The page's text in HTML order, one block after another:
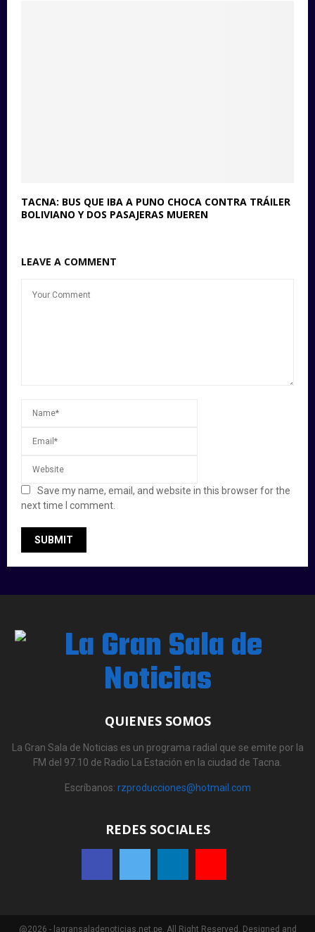
TACNA: BUS QUE IBA A PUNO CHOCA CONTRA TRÁILER
BOLIVIANO Y DOS PASAJERAS MUEREN
LEAVE A COMMENT
Save my name, email, and website in this browser for the
next time I comment.
QUIENES SOMOS
La Gran Sala de Noticias es un programa radial que se emite por la
FM del 97.10 de Radio La Estación en la ciudad de Tacna.
Escríbanos: rzproducciones@hotmail.com
REDES SOCIALES
@2026 - lagransaladenoticias.net.pe. All Right Reserved. Designed and